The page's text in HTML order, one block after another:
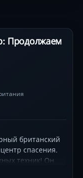
Продолжаем
британский
спасения.
техник! Он